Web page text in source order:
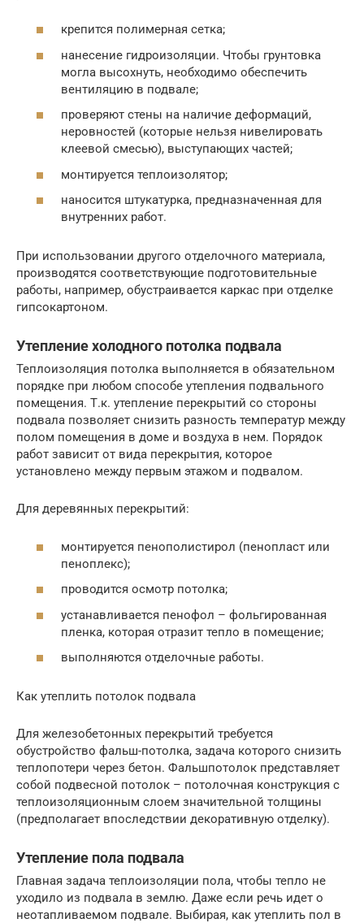
крепится полимерная сетка;
нанесение гидроизоляции. Чтобы грунтовка
могла высохнуть, необходимо обеспечить
вентиляцию в подвале;
проверяют стены на наличие деформаций,
неровностей (которые нельзя нивелировать
клеевой смесью), выступающих частей;
монтируется теплоизолятор;
наносится штукатурка, предназначенная для
внутренних работ.
При использовании другого отделочного материала,
производятся соответствующие подготовительные
работы, например, обустраивается каркас при отделке
гипсокартоном.
Утепление холодного потолка подвала
Теплоизоляция потолка выполняется в обязательном
порядке при любом способе утепления подвального
помещения. Т.к. утепление перекрытий со стороны
подвала позволяет снизить разность температур между
полом помещения в доме и воздуха в нем. Порядок
работ зависит от вида перекрытия, которое
установлено между первым этажом и подвалом.
Для деревянных перекрытий:
монтируется пенополистирол (пенопласт или
пеноплекс);
проводится осмотр потолка;
устанавливается пенофол – фольгированная
пленка, которая отразит тепло в помещение;
выполняются отделочные работы.
Как утеплить потолок подвала
Для железобетонных перекрытий требуется
обустройство фальш-потолка, задача которого снизить
теплопотери через бетон. Фальшпотолок представляет
собой подвесной потолок – потолочная конструкция с
теплоизоляционным слоем значительной толщины
(предполагает впоследствии декоративную отделку).
Утепление пола подвала
Главная задача теплоизоляции пола, чтобы тепло не
уходило из подвала в землю. Даже если речь идет о
неотапливаемом подвале. Выбирая, как утеплить пол в